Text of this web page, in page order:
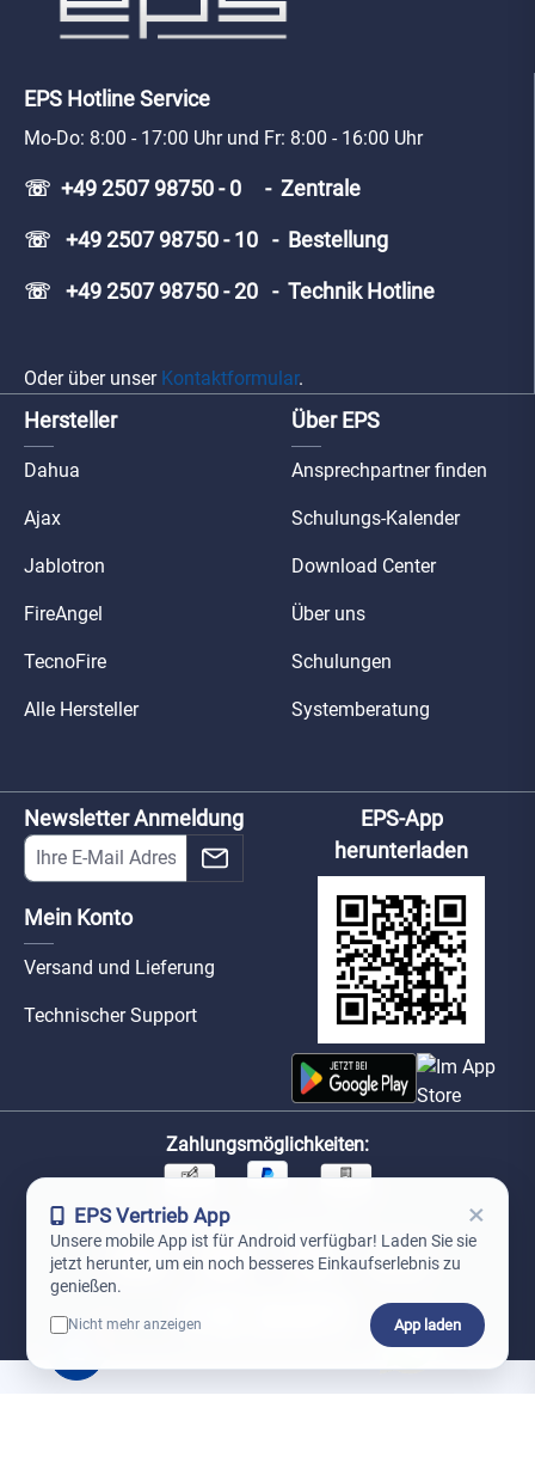
EPS Hotline Service
Mo-Do: 8:00 - 17:00 Uhr und Fr: 8:00 - 16:00 Uhr
☏ +49 2507 98750 - 0 - Zentrale
☏ +49 2507 98750 - 10 - Bestellung
☏ +49 2507 98750 - 20 - Technik Hotline
Oder über unser Kontaktformular.
Hersteller
Dahua
Ajax
Jablotron
FireAngel
TecnoFire
Alle Hersteller
Über EPS
Ansprechpartner finden
Schulungs-Kalender
Download Center
Über uns
Schulungen
Systemberatung
Newsletter Anmeldung
Mein Konto
Versand und Lieferung
Technischer Support
EPS-App
herunterladen
Zahlungsmöglichkeiten:
Unsere Versandpartner:
EPS Vertrieb App ×
Unsere mobile App ist für Android verfügbar! Laden Sie sie
jetzt herunter, um ein noch besseres Einkaufserlebnis zu
genießen.
Nicht mehr anzeigen App laden